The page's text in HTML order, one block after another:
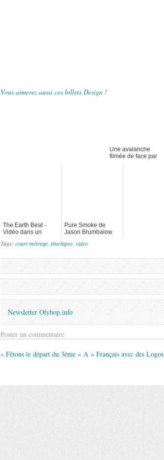
Vous aimerez aussi ces billets Design !
Une avalanche
filmée de face par
des skieurs jumpers
The Earth Beat -
Vidéo dans un
Pure Smoke de
Jason Brumbalow
Tags: court métrage timelapse video
Newsletter Olybop.info
Poster un commentaire
« Fêtons le départ du 3ème « A » Français avec des Logos